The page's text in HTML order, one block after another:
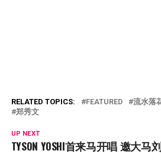
RELATED TOPICS: FEATURED 流水落
郑秀文
UP NEXT
TYSON YOSHI首来马开唱 邀大